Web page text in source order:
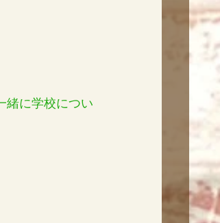
緒に学校につい